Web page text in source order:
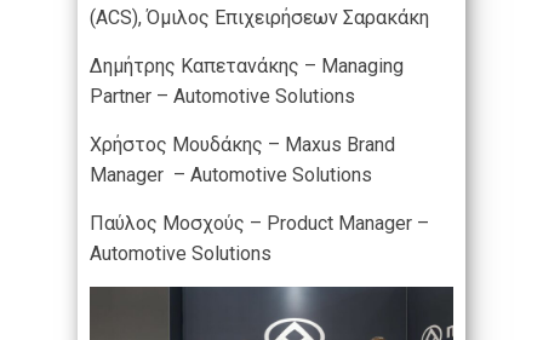
(ACS), Όμιλος Επιχειρήσεων Σαρακάκη
Δημήτρης Καπετανάκης – Managing
Partner – Automotive Solutions
Χρήστος Μουδάκης – Maxus Brand
Manager – Automotive Solutions
Παύλος Μοσχούς – Product Manager –
Automotive Solutions